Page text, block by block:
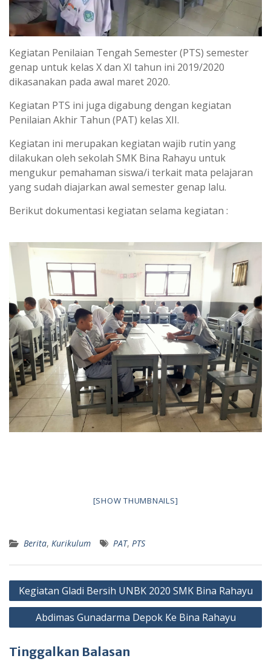
Kegiatan Penilaian Tengah Semester (PTS) semester
genap untuk kelas X dan XI tahun ini 2019/2020
dikasanakan pada awal maret 2020.
Kegiatan PTS ini juga digabung dengan kegiatan
Penilaian Akhir Tahun (PAT) kelas XII.
Kegiatan ini merupakan kegiatan wajib rutin yang
dilakukan oleh sekolah SMK Bina Rahayu untuk
mengukur pemahaman siswa/i terkait mata pelajaran
yang sudah diajarkan awal semester genap lalu.
Berikut dokumentasi kegiatan selama kegiatan :
[SHOW THUMBNAILS]
Berita, Kurikulum PAT, PTS
Navigasi
pos
Kegiatan Gladi Bersih UNBK 2020 SMK Bina Rahayu
Abdimas Gunadarma Depok Ke Bina Rahayu
Tinggalkan Balasan